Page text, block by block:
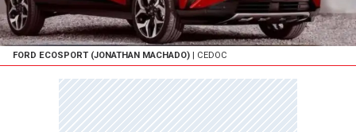
FORD ECOSPORT (JONATHAN MACHADO) | CEDOC